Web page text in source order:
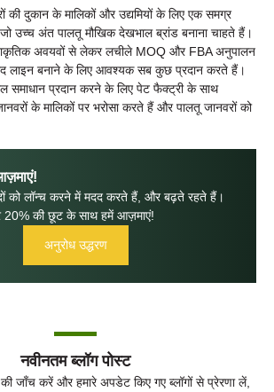
की दुकान के मालिकों और उद्यमियों के लिए एक समग्र
उच्च अंत पालतू मौखिक देखभाल ब्रांड बनाना चाहते हैं।
अवयवों से लेकर लचीले MOQ और FBA अनुपालन
लाइन बनाने के लिए आवश्यक सब कुछ प्रदान करते हैं।
समाधान प्रदान करने के लिए पेट फैक्ट्री के साथ
के मालिकों पर भरोसा करते हैं और पालतू जानवरों को
को लॉन्च करने में मदद करते हैं, और बढ़ते रहते हैं।
20% की छूट के साथ हमें आज़माएं!
अनुरोध उद्धरण
नवीनतम ब्लॉग पोस्ट
की जाँच करें और हमारे अपडेट किए गए ब्लॉगों से प्रेरणा लें,